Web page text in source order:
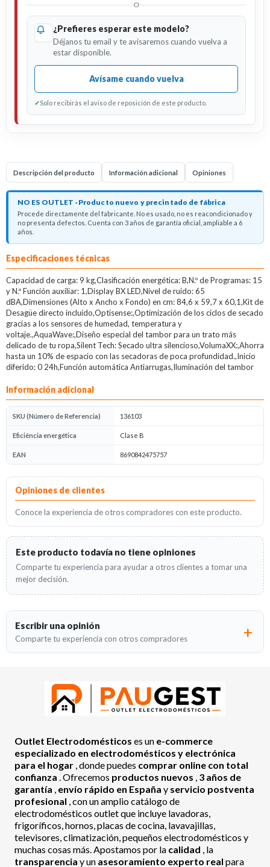
O
¿Prefieres esperar este modelo?
Déjanos tu email y te avisaremos cuando vuelva a
estar disponible.
Avísame cuando vuelva
✓Solo recibirás el aviso de reposición de este producto.
Descripción del producto Información adicional Opiniones
NO ES OUTLET · Producto nuevo y precintado de fábrica
Procede directamente del fabricante. No es usado, no es reacondicionado y
no presenta defectos. Cuenta con 3 años de garantía oficial, ampliable a 6
años.
Descripción del producto
Especificaciones técnicas
Capacidad de carga: 9 kg,Clasificación energética: B,N.º de Programas: 15
y N.º Función auxiliar: 1,Display BX LED,Nivel de ruido: 65
dBA,Dimensiones (Alto x Ancho x Fondo) en cm: 84,6 x 59,7 x 60,1,Kit de
Desagüe directo incluido,Optisense:,Optimización de los ciclos de secado
gracias a los sensores de humedad, temperatura y
voltaje.,AquaWave:,Diseño especial del tambor para un trato más
delicado de tu ropa,Silent Tech: Secado ultra silencioso,VolumaXX:,Ahorra
hasta un 10% de espacio con las secadoras de poca profundidad.,Inicio
diferido: 0 24h,Función automática Antiarrugas,Iluminación del tambor
Información adicional
SKU (Número de Referencia) 136103
Eficiéncia energética Clase B
EAN 8690842475757
Opiniones
Opiniones de clientes
Conoce la experiencia de otros compradores con este producto.
Este producto todavía no tiene opiniones
Comparte tu experiencia para ayudar a otros clientes a tomar una
mejor decisión.
Escribir una opinión
Comparte tu experiencia con otros compradores
Outlet Electrodomésticos es un e-commerce
especializado en electrodomésticos y electrónica
para el hogar , donde puedes comprar online con total
confianza . Ofrecemos productos nuevos , 3 años de
garantía , envío rápido en España y servicio postventa
profesional , con un amplio catálogo de
electrodomésticos outlet que incluye lavadoras,
frigoríficos, hornos, placas de cocina, lavavajillas,
televisores, climatización, pequeños electrodomésticos y
muchas cosas más. Apostamos por la calidad , la
transparencia y un asesoramiento experto real para